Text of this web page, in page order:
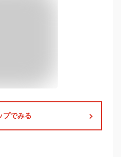
プでみる